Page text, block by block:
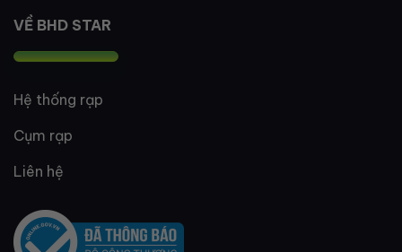
VỀ BHD STAR
Hệ thống rạp
Cụm rạp
Liên hệ